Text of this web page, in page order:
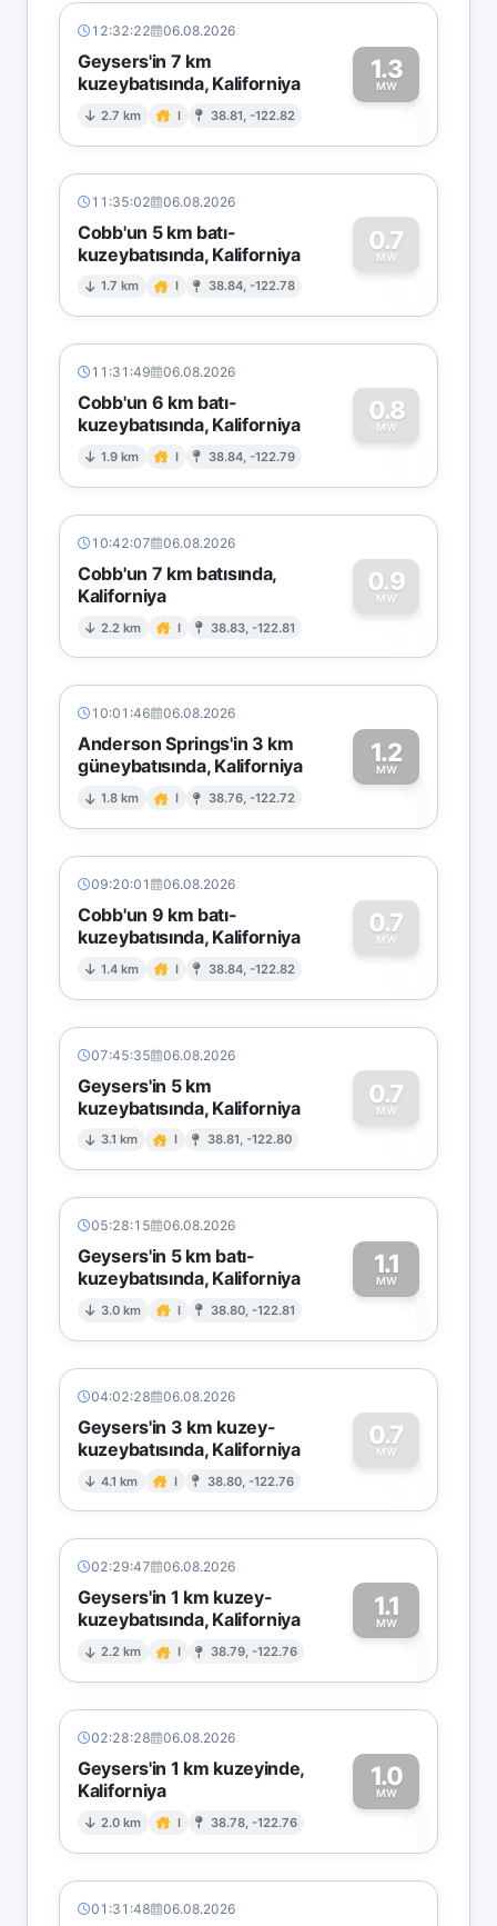
12:32:22 06.08.2026
Geysers'in 7 km
kuzeybatısında, Kaliforniya
2.7 km I 38.81, -122.82
1.3
MW1
11:35:02 06.08.2026
Cobb'un 5 km batı-
kuzeybatısında, Kaliforniya
1.7 km I 38.84, -122.78
0.7
MW
0
11:31:49 06.08.2026
Cobb'un 6 km batı-
kuzeybatısında, Kaliforniya
1.9 km I 38.84, -122.79
0.8
MW
0
10:42:07 06.08.2026
Cobb'un 7 km batısında,
Kaliforniya
2.2 km I 38.83, -122.81
0.9
MW
0
10:01:46 06.08.2026
Anderson Springs'in 3 km
güneybatısında, Kaliforniya
1.8 km I 38.76, -122.72
1.2
MW1
09:20:01 06.08.2026
Cobb'un 9 km batı-
kuzeybatısında, Kaliforniya
1.4 km I 38.84, -122.82
0.7
MW
0
07:45:35 06.08.2026
Geysers'in 5 km
kuzeybatısında, Kaliforniya
3.1 km I 38.81, -122.80
0.7
MW
0
05:28:15 06.08.2026
Geysers'in 5 km batı-
kuzeybatısında, Kaliforniya
3.0 km I 38.80, -122.81
1.1
MW1
04:02:28 06.08.2026
Geysers'in 3 km kuzey-
kuzeybatısında, Kaliforniya
4.1 km I 38.80, -122.76
0.7
MW
0
02:29:47 06.08.2026
Geysers'in 1 km kuzey-
kuzeybatısında, Kaliforniya
2.2 km I 38.79, -122.76
1.1
MW1
02:28:28 06.08.2026
Geysers'in 1 km kuzeyinde,
Kaliforniya
2.0 km I 38.78, -122.76
1.0
MW1
01:31:48 06.08.2026